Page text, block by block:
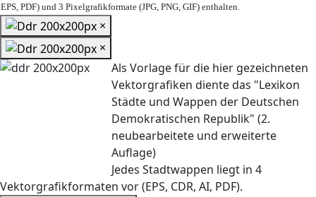
EPS, PDF) und 3 Pixelgrafikformate (JPG, PNG, GIF) enthalten.
×
×
Als Vorlage für die hier gezeichneten
Vektorgrafiken diente das "Lexikon
Städte und Wappen der Deutschen
Demokratischen Republik" (2.
neubearbeitete und erweiterte
Auflage)
Jedes Stadtwappen liegt in 4
Vektorgrafikformaten vor (EPS, CDR, AI, PDF).